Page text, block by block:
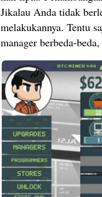
Jikalau Anda tidak
melakukannya. Tentu
manager berbeda-